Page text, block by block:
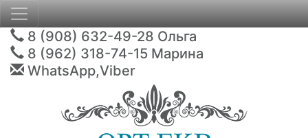
8 (908) 632-49-28 Ольга
8 (962) 318-74-15 Марина
WhatsApp,Viber